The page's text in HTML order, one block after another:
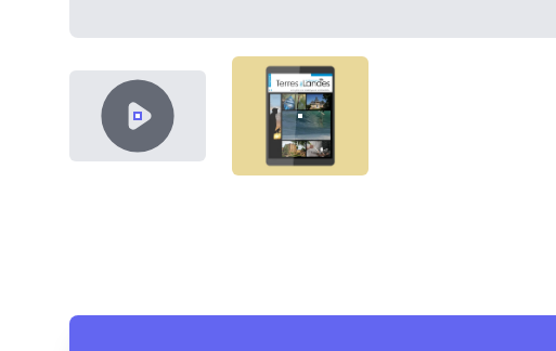
VIDEO CONTENT SHOWCASE-THUMB-TERRES-DES-